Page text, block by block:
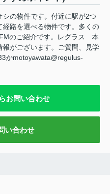
の物件です。付近に駅が2つ
路を選べる物件です。多くの
のご紹介です。レグラス 本
がございます。ご質問、見学
かmotoyawata@regulus-
お問い合わせ
い合わせ